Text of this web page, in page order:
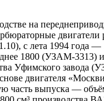
на
с лета 1994 года —
1800 (УЗАМ-3313) и
Уфимского завода
двигателя
часть выпуска —